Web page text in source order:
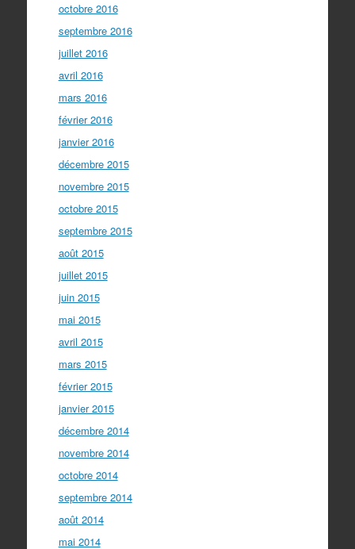
octobre 2016
septembre 2016
juillet 2016
avril 2016
mars 2016
février 2016
janvier 2016
décembre 2015
novembre 2015
octobre 2015
septembre 2015
août 2015
juillet 2015
juin 2015
mai 2015
avril 2015
mars 2015
février 2015
janvier 2015
décembre 2014
novembre 2014
octobre 2014
septembre 2014
août 2014
mai 2014